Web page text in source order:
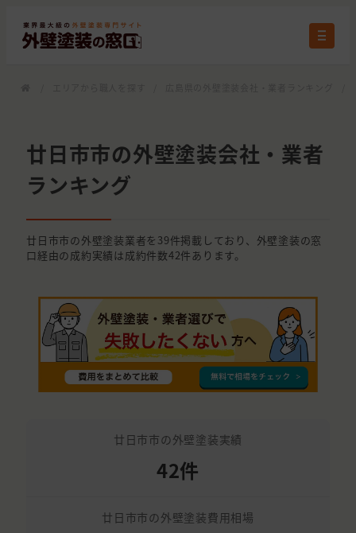
廿日市市の外壁塗装会社・業者
ランキング
廿日市市の外壁塗装業者を39件掲載しており、外壁塗装の窓
口経由の成約実績は成約件数42件あります。
廿日市市の外壁塗装実績
42件
廿日市市の外壁塗装費用相場